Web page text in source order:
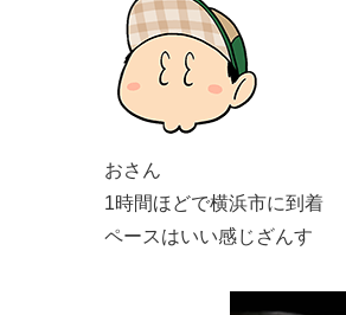
おさん
1時間ほどで横浜市に到着
ペースはいい感じざんす